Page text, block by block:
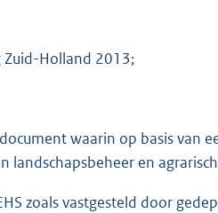
Zuid-Holland 2013;
waarin op basis van
landschapsbeheer en
zoals vastgesteld door